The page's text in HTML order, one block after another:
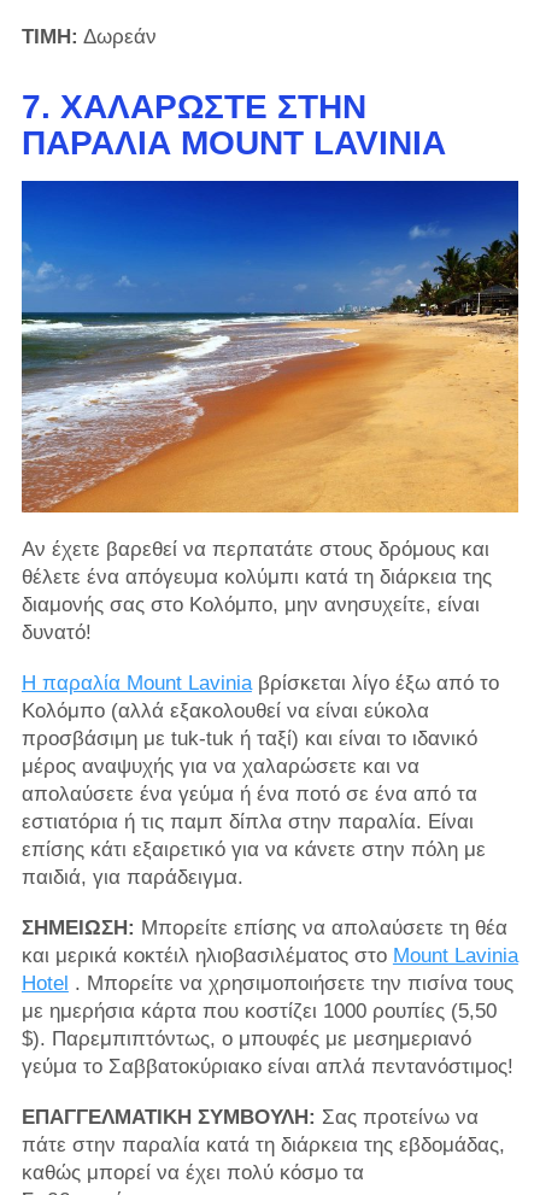
ΤΙΜΗ: Δωρεάν
7. ΧΑΛΑΡΏΣΤΕ ΣΤΗΝ
ΠΑΡΑΛΊΑ MOUNT LAVINIA
Αν έχετε βαρεθεί να περπατάτε στους δρόμους και
θέλετε ένα απόγευμα κολύμπι κατά τη διάρκεια της
διαμονής σας στο Κολόμπο, μην ανησυχείτε, είναι
δυνατό!
Η παραλία Mount Laviniaβρίσκεται λίγο έξω από το
Κολόμπο (αλλά εξακολουθεί να είναι εύκολα
προσβάσιμη με tuk-tuk ή ταξί) και είναι το ιδανικό
μέρος αναψυχής για να χαλαρώσετε και να
απολαύσετε ένα γεύμα ή ένα ποτό σε ένα από τα
εστιατόρια ή τις παμπ δίπλα στην παραλία. Είναι
επίσης κάτι εξαιρετικό για να κάνετε στην πόλη με
παιδιά, για παράδειγμα.
ΣΗΜΕΙΩΣΗ: Μπορείτε επίσης να απολαύσετε τη θέα
και μερικά κοκτέιλ ηλιοβασιλέματος στο Mount Lavinia
Hotel . Μπορείτε να χρησιμοποιήσετε την πισίνα τους
με ημερήσια κάρτα που κοστίζει 1000 ρουπίες (5,50
$). Παρεμπιπτόντως, ο μπουφές με μεσημεριανό
γεύμα το Σαββατοκύριακο είναι απλά πεντανόστιμος!
ΕΠΑΓΓΕΛΜΑΤΙΚΗ ΣΥΜΒΟΥΛΗ: Σας προτείνω να
πάτε στην παραλία κατά τη διάρκεια της εβδομάδας,
καθώς μπορεί να έχει πολύ κόσμο τα